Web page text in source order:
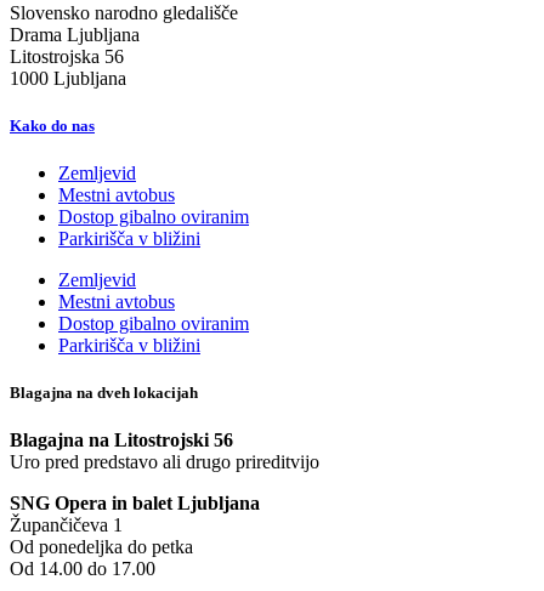
Slovensko narodno gledališče
Drama Ljubljana
Litostrojska 56
1000 Ljubljana
Kako do nas
Zemljevid
Mestni avtobus
Dostop gibalno oviranim
Parkirišča v bližini
Zemljevid
Mestni avtobus
Dostop gibalno oviranim
Parkirišča v bližini
Blagajna na dveh lokacijah
Blagajna na Litostrojski 56
Uro pred predstavo ali drugo prireditvijo
SNG Opera in balet Ljubljana
Župančičeva 1
Od ponedeljka do petka
Od 14.00 do 17.00